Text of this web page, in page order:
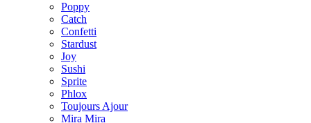
Poppy
Catch
Confetti
Stardust
Joy
Sushi
Sprite
Phlox
Toujours Ajour
Mira Mira